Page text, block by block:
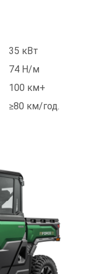
35 кВт
74 Н/м
100 км+
≥80 км/год.